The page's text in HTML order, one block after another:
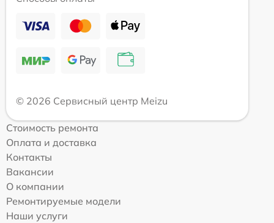
© 2026 Сервисный центр Meizu
Стоимость ремонта
Оплата и доставка
Контакты
Вакансии
О компании
Ремонтируемые модели
Наши услуги